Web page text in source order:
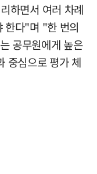
하면서 여러 차례
한다"며 "한 번의
공무원에게 높은
중심으로 평가 체